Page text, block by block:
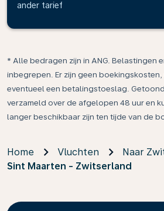
ander tarief
* Alle bedragen zijn in ANG. Belastingen
inbegrepen. Er zijn geen
eventueel een betalingstoeslag.
verzameld over de afgelopen 48 uur en
langer beschikbaar zijn ten tijde van de
Home Vluchten
Naar
Sint Maarten - Zwitserland